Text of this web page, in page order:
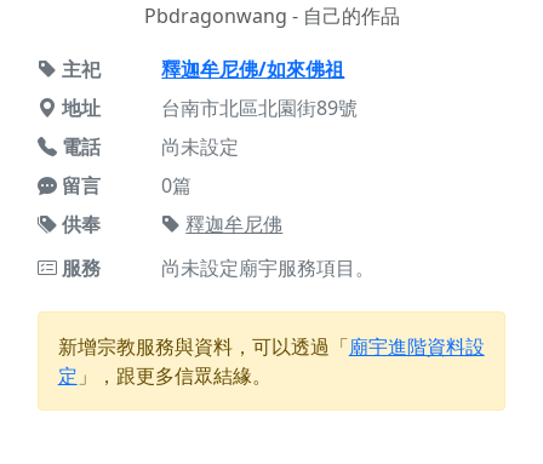
Pbdragonwang - 自己的作品
主祀
釋迦牟尼佛/如來佛祖
地址
台南市北區北園街89號
電話
尚未設定
留言
0篇
供奉
釋迦牟尼佛
服務
尚未設定廟宇服務項目。
新增宗教服務與資料，可以透過「廟宇進階資料設
定 」，跟更多信眾結緣。